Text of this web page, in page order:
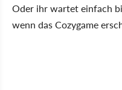
Oder ihr wartet einfach
wenn das Cozygame